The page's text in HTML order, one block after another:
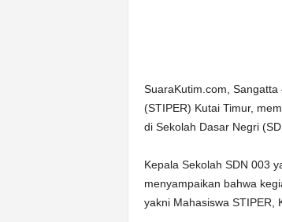
SuaraKutim.com,
(STIPER) Kutai Timur,
di Sekolah Dasar Negri
Kepala Sekolah SDN 003
menyampaikan bahwa
yakni Mahasiswa STIPER,